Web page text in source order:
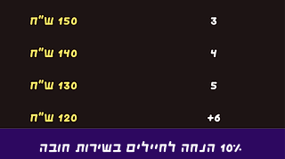
10% הנחה לחיילים בשירות חובה